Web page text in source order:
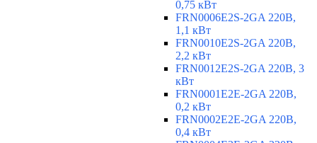
0,75 кВт
FRN0006E2S-2GA 220В,
1,1 кВт
FRN0010E2S-2GA 220В,
2,2 кВт
FRN0012E2S-2GA 220В, 3
кВт
FRN0001E2E-2GA 220В,
0,2 кВт
FRN0002E2E-2GA 220В,
0,4 кВт